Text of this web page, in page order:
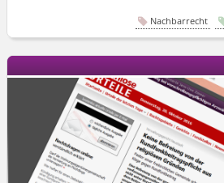
Nachbarrecht